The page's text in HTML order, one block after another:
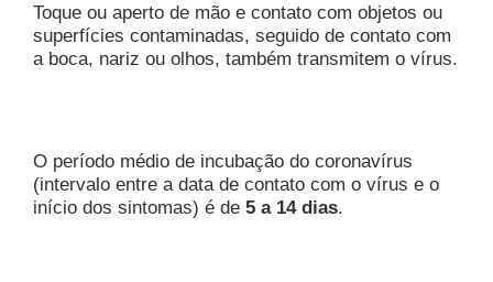
Toque ou aperto de mão e contato com objetos ou
superfícies contaminadas, seguido de contato com
a boca, nariz ou olhos, também transmitem o vírus.
O período médio de incubação do coronavírus
(intervalo entre a data de contato com o vírus e o
início dos sintomas) é de 5 a 14 dias.